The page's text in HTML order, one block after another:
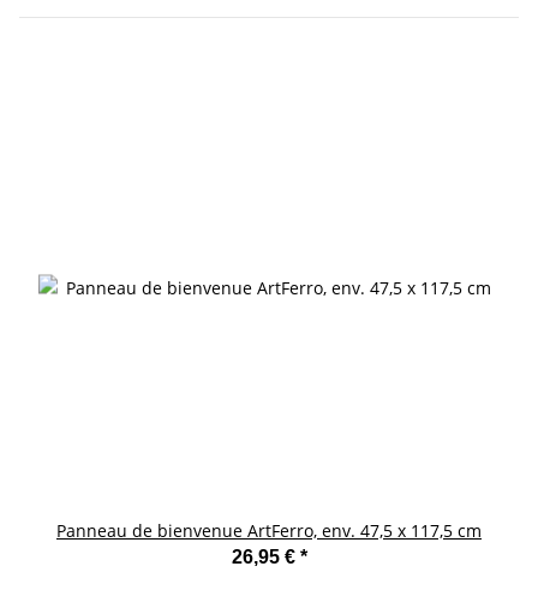
Panneau de bienvenue ArtFerro, env. 47,5 x 117,5 cm
26,95 € *